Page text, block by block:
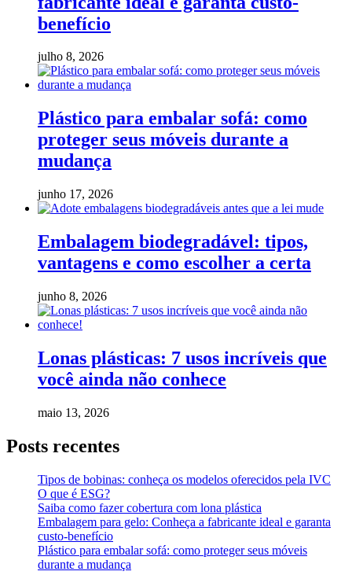
benefício
julho 8, 2026
Plástico para embalar sofá: como
proteger seus móveis durante a
mudança
junho 17, 2026
Embalagem biodegradável: tipos,
vantagens e como escolher a certa
junho 8, 2026
Lonas plásticas: 7 usos incríveis que
você ainda não conhece
maio 13, 2026
Posts recentes
Tipos de bobinas: conheça os modelos oferecidos pela IVC
O que é ESG?
Saiba como fazer cobertura com lona plástica
Embalagem para gelo: Conheça a fabricante ideal e garanta
custo-benefício
Plástico para embalar sofá: como proteger seus móveis
durante a mudança